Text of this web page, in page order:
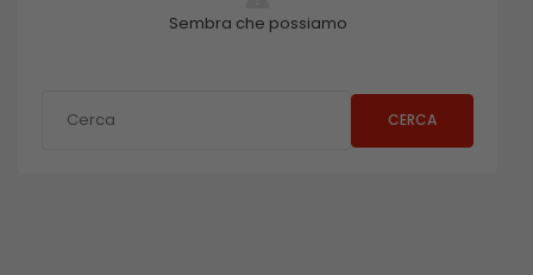
Sembra che possiamo
CERCA